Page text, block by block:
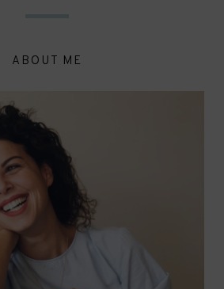
ABOUT ME